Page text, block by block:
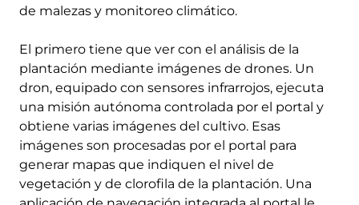
de malezas y monitoreo climático.
El primero tiene que ver con el análisis de la
plantación mediante imágenes de drones. Un
dron, equipado con sensores infrarrojos, ejecuta
una misión autónoma controlada por el portal y
obtiene varias imágenes del cultivo. Esas
imágenes son procesadas por el portal para
generar mapas que indiquen el nivel de
vegetación y de clorofila de la plantación. Una